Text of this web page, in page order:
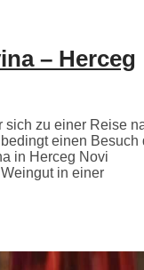
– Herceg
zu einer Reise
einen Besuch
in Herceg Novi
in einer